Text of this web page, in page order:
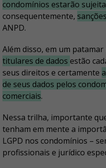
condomínios estarão
consequentemente, sanções
ANPD.
Além disso, em um
titulares de dados estão
seus direitos e certamente
de seus dados pelos
comerciais.
Nessa trilha, importante
tenham em mente a
LGPD nos condomínios –
profissionais e jurídico